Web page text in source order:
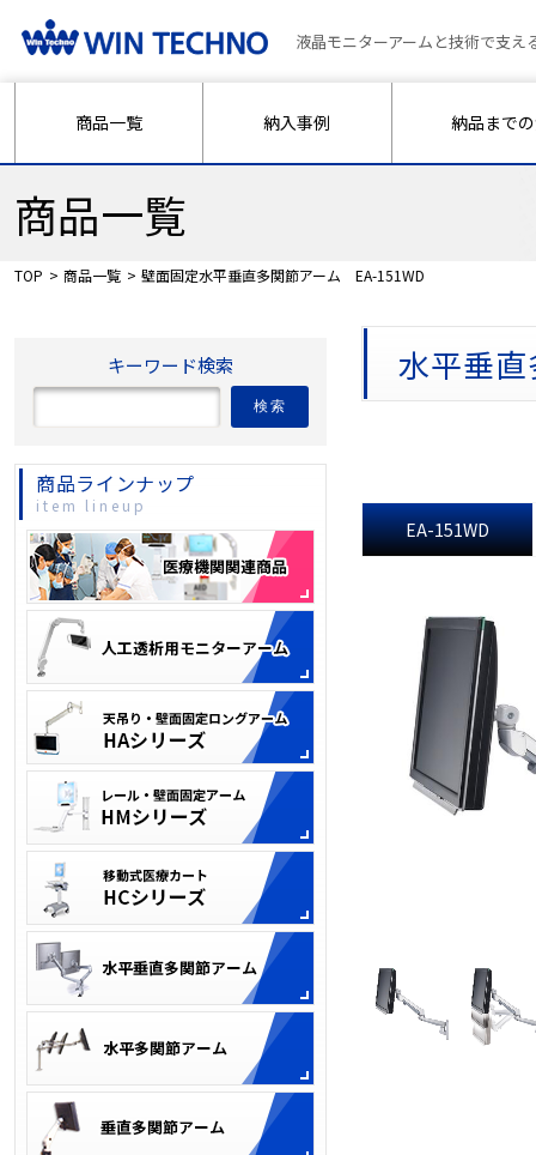
液晶モニターアームと技術で支
商品一覧 納入事例 納品まで
商品一覧
TOP 商品一覧 壁面固定水平垂直多関節アーム EA-151WD
水平垂
EA-151WD
キーワード検索
検索
商品ラインナップ
item lineup